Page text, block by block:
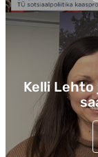
Lehed
Kelli Lehto